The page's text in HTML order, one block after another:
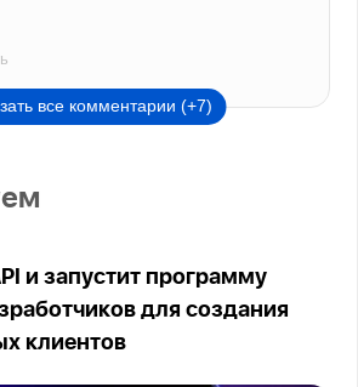
все комментарии (+7)
и запустит программу
для создания
клиентов